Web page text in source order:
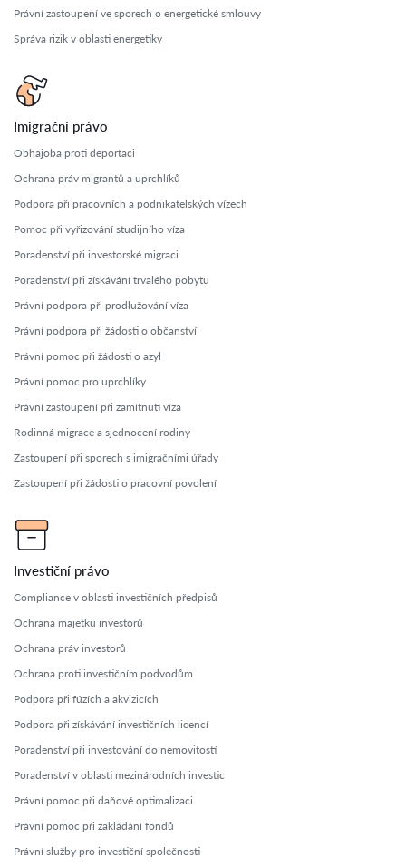
Právní zastoupení ve sporech o energetické smlouvy
Správa rizik v oblasti energetiky
Imigrační právo
Obhajoba proti deportaci
Ochrana práv migrantů a uprchlíků
Podpora při pracovních a podnikatelských vízech
Pomoc při vyřizování studijního víza
Poradenství při investorské migraci
Poradenství při získávání trvalého pobytu
Právní podpora při prodlužování víza
Právní podpora při žádosti o občanství
Právní pomoc při žádosti o azyl
Právní pomoc pro uprchlíky
Právní zastoupení při zamítnutí víza
Rodinná migrace a sjednocení rodiny
Zastoupení při sporech s imigračními úřady
Zastoupení při žádosti o pracovní povolení
Investiční právo
Compliance v oblasti investičních předpisů
Ochrana majetku investorů
Ochrana práv investorů
Ochrana proti investičním podvodům
Podpora při fúzích a akvizicích
Podpora při získávání investičních licencí
Poradenství při investování do nemovitostí
Poradenství v oblasti mezinárodních investic
Právní pomoc při daňové optimalizaci
Právní pomoc při zakládání fondů
Právní služby pro investiční společnosti